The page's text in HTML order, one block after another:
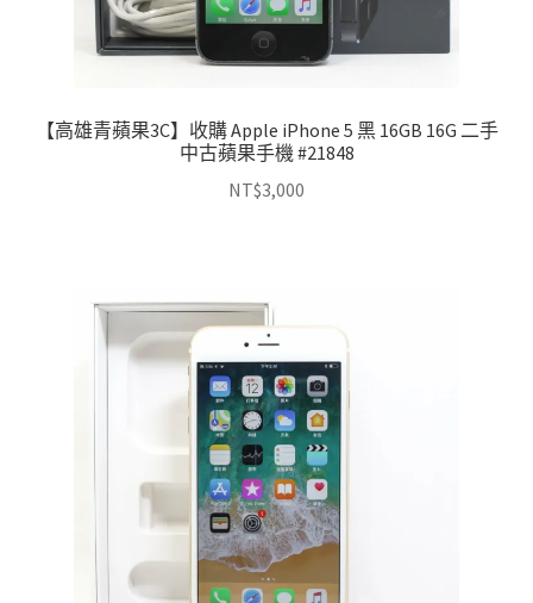
【高雄青蘋果3C】收購 Apple iPhone 5 黑 16GB 16G 二手
中古蘋果手機 #21848
NT$3,000